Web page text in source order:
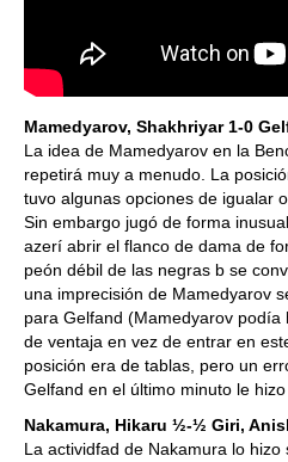
Mamedyarov, Shakhriyar 1-0
La idea de Mamedyarov en la
repetirá muy a menudo. La
tuvo algunas opciones de igualar
Sin embargo jugó de forma
azerí abrir el flanco de dama de
peón débil de las negras b se
una imprecisión de Mamedyarov
para Gelfand (Mamedyarov
de ventaja en vez de entrar en
posición era de tablas, pero un
Gelfand en el último minuto le
Nakamura, Hikaru ½-½ Giri,
La actividfad de Nakamura lo